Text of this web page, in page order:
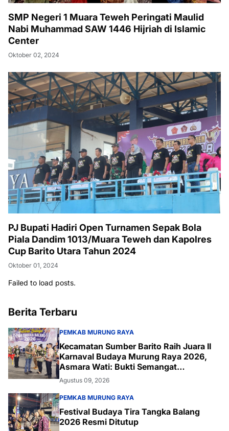
SMP Negeri 1 Muara Teweh Peringati Maulid
Nabi Muhammad SAW 1446 Hijriah di Islamic
Center
Oktober 02, 2024
PJ Bupati Hadiri Open Turnamen Sepak Bola
Piala Dandim 1013/Muara Teweh dan Kapolres
Cup Barito Utara Tahun 2024
Oktober 01, 2024
Failed to load posts.
Berita Terbaru
PEMKAB MURUNG RAYA
Kecamatan Sumber Barito Raih Juara II
Karnaval Budaya Murung Raya 2026,
Asmara Wati: Bukti Semangat
Melestarikan Budaya
Agustus 09, 2026
PEMKAB MURUNG RAYA
Festival Budaya Tira Tangka Balang
2026 Resmi Ditutup